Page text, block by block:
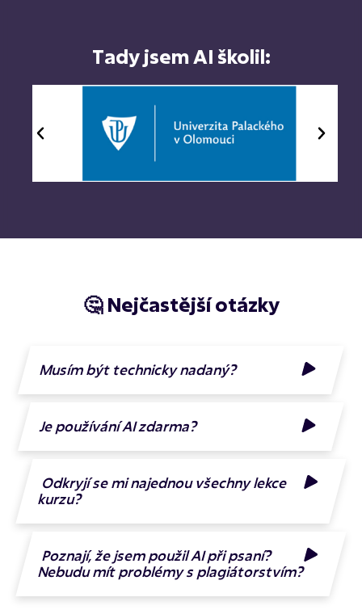
Tady jsem AI školil:
🤔 Nejčastější otázky
Musím být technicky nadaný?
Je používání AI zdarma?
Odkryjí se mi najednou všechny lekce
kurzu?
Poznají, že jsem použil AI při psaní?
Nebudu mít problémy s plagiátorstvím?